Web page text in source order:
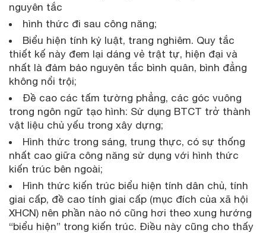
nguyên tắc
hình thức đi sau công năng;
Biểu hiện tính kỷ luật, trang nghiêm. Quy tắc
thiết kế này đem lại dáng vẻ trật tự, hiện đại và
nhất là đảm bảo nguyên tắc bình quân, bình đẳng
không nổi trội;
Đề cao các tấm tường phẳng, các góc vuông
trong ngôn ngữ tạo hình: Sử dụng BTCT trở thành
vật liệu chủ yếu trong xây dựng;
Hình thức trong sáng, trung thực, có sự thống
nhất cao giữa công năng sử dụng với hình thức
kiến trúc bên ngoài;
Hình thức kiến trúc biểu hiện tính dân chủ, tính
giai cấp, đề cao tính giai cấp (mục đích của xã hội
XHCN) nên phần nào nó cũng hơi theo xung hướng
“biểu hiện” trong kiến trúc. Điều này cũng cho thấy